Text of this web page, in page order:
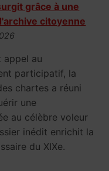
grâce à une
citoyenne
appel au
participatif, la
chartes a réuni
une
au célèbre voleur
inédit enrichit la
du XIXe.